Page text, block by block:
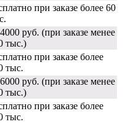
при заказе более 60
руб. (при заказе менее
тыс.)
при заказе более
тыс.
руб. (при заказе менее
тыс.)
при заказе более
тыс.